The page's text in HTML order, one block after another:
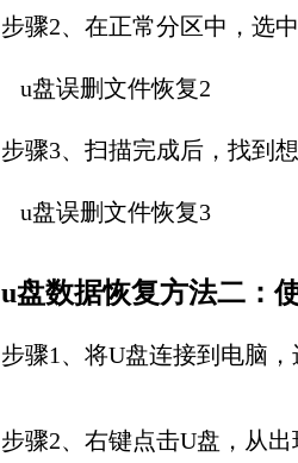
步骤2、在正常分区中，选
步骤3、扫描完成后，找到
u盘数据恢复方法二：
步骤1、将U盘连接到电脑
步骤2、右键点击U盘，从出